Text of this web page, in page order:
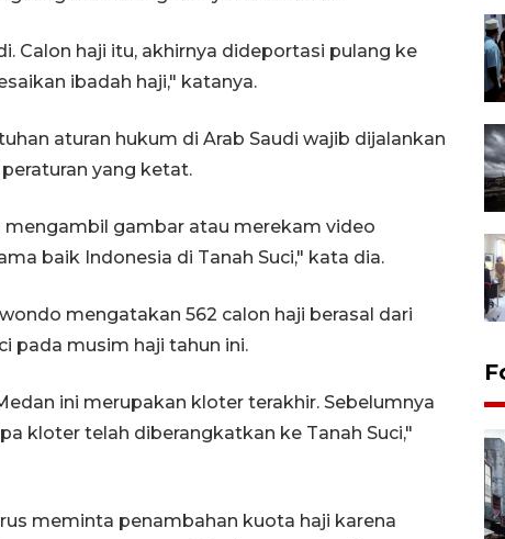
Calon haji itu, akhirnya dideportasi pulang ke
ibadah haji," katanya.
aturan hukum di Arab Saudi wajib dijalankan
yang ketat.
gambar atau merekam video
baik Indonesia di Tanah Suci," kata dia.
mengatakan 562 calon haji berasal dari
pada musim haji tahun ini.
ini merupakan kloter terakhir. Sebelumnya
kloter telah diberangkatkan ke Tanah Suci,"
meminta penambahan kuota haji karena